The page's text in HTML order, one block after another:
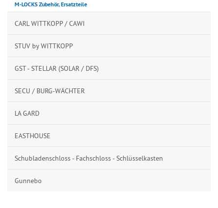
M-LOCKS Zubehör, Ersatzteile
CARL WITTKOPP / CAWI
STUV by WITTKOPP
GST - STELLAR (SOLAR / DFS)
SECU / BURG-WÄCHTER
LA GARD
EASTHOUSE
Schubladenschloss - Fachschloss - Schlüsselkasten
Gunnebo